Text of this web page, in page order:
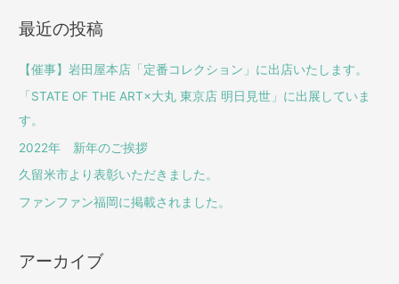
最近の投稿
【催事】岩田屋本店「定番コレクション」に出店いたします。
「STATE OF THE ART×大丸 東京店 明日見世」に出展していま
す。
2022年 新年のご挨拶
久留米市より表彰いただきました。
ファンファン福岡に掲載されました。
アーカイブ